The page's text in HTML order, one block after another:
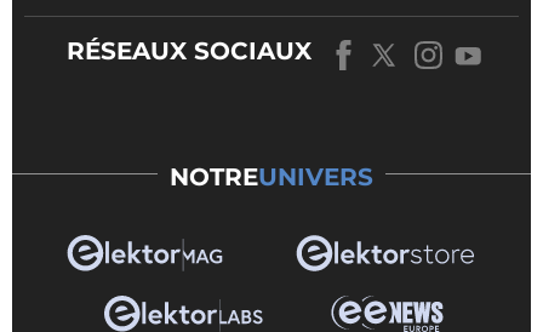
RÉSEAUX SOCIAUX
NOTREUNIVERS